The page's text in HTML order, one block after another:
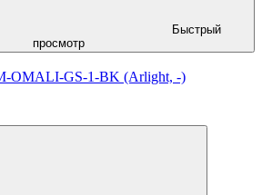
Быстрый
просмотр
OMALI-GS-1-BK (Arlight, -)